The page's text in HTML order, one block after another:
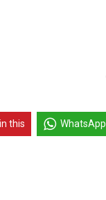
this WhatsApp